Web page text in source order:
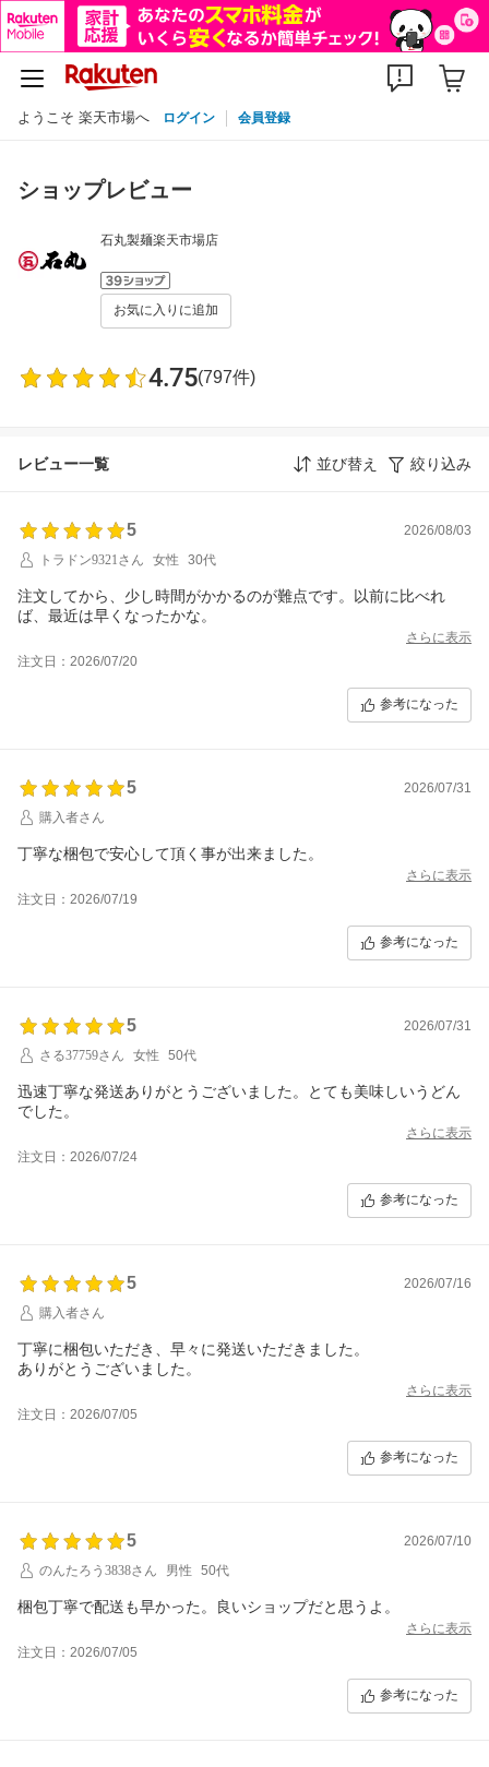
ようこそ 楽天市場へ ログイン 会員登録
ショップレビュー
石丸製麺楽天市場店
お気に入りに追加
4.75(797件)
レビュー一覧 並び替え 絞り込み
5
2026/08/03
トラドン9321さん
女性 30代
注文してから、少し時間がかかるのが難点です。以前に比べれ
ば、最近は早くなったかな。
さらに表示
注文日：2026/07/20
参考になった
5
2026/07/31
購入者さん
丁寧な梱包で安心して頂く事が出来ました。
さらに表示
注文日：2026/07/19
参考になった
5
2026/07/31
さる37759さん
女性 50代
迅速丁寧な発送ありがとうございました。とても美味しいうどん
でした。
さらに表示
注文日：2026/07/24
参考になった
5
2026/07/16
購入者さん
丁寧に梱包いただき、早々に発送いただきました。
ありがとうございました。
さらに表示
注文日：2026/07/05
参考になった
5
2026/07/10
のんたろう3838さん
男性 50代
さらに表示
注文日：2026/07/05
参考になった